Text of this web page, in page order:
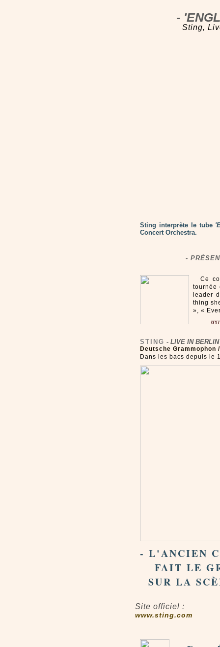
-
Sting,
Sting interprète le tube
Concert Orchestra.
-
Ce
tournée
leader
thing
», «
STING - LIVE IN BERLIN
Deutsche Grammophon
Dans les bacs depuis le
- L'ANCIEN
FAIT LE
SUR LA
Site officiel :
www.sting.com